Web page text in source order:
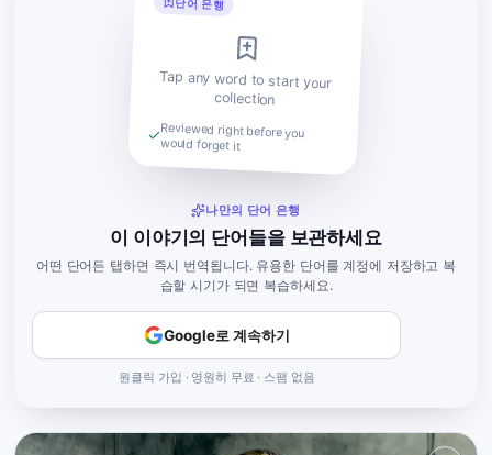
나만의 단어 은행
이 이야기의 단어들을 보관하세요
어떤 단어든 탭하면 즉시 번역됩니다. 유용한 단어를 계정에 저장하고 복
습할 시기가 되면 복습하세요.
Google로 계속하기
원클릭 가입 · 영원히 무료 · 스팸 없음
Tap any word to start your
collection
Reviewed right before you
would forget it